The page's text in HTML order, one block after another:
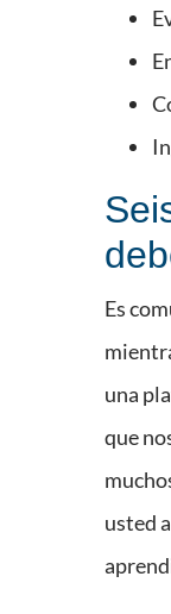
Es
una
que
usted